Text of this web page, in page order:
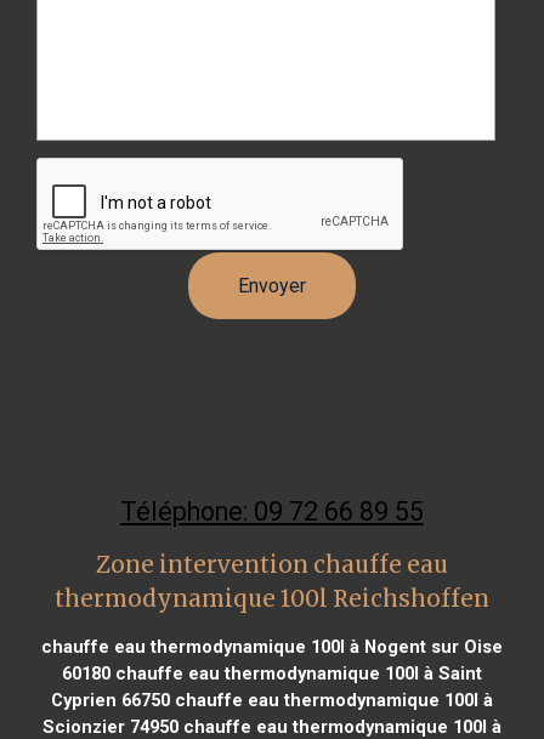
Téléphone: 09 72 66 89 55
Zone intervention chauffe eau
thermodynamique 100l Reichshoffen
chauffe eau thermodynamique 100l à Nogent sur Oise
60180chauffe eau thermodynamique 100l à Saint
Cyprien 66750chauffe eau thermodynamique 100l à
Scionzier 74950chauffe eau thermodynamique 100l à